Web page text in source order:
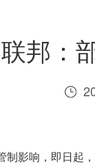
邦：
影响，即日起